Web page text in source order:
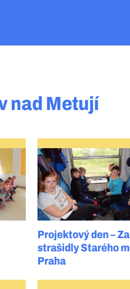
nad Metují
Projektový den – Za
strašidly Starého
Praha